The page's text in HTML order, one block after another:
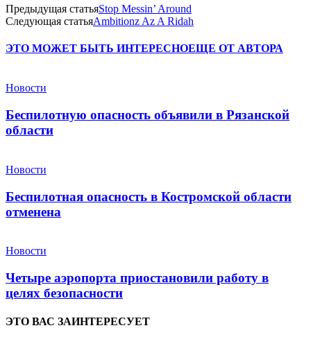
Предыдущая статьяStop Messin’ Around
Следующая статьяAmbitionz Az A Ridah
ЭТО МОЖЕТ БЫТЬ ИНТЕРЕСНОЕЩЕ ОТ АВТОРА
Новости
Беспилотную опасность объявили в Рязанской
области
Новости
Беспилотная опасность в Костромской области
отменена
Новости
Четыре аэропорта приостановили работу в
целях безопасности
ЭТО ВАС ЗАИНТЕРЕСУЕТ